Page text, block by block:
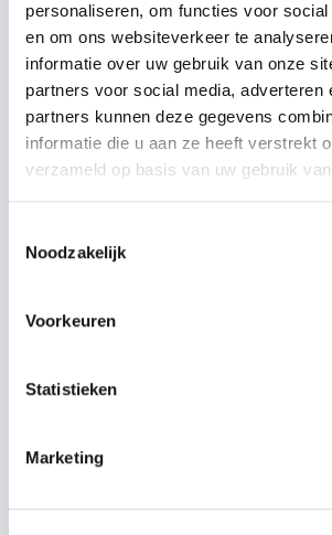
personaliseren, om functies voor
en om ons websiteverkeer te
informatie over uw gebruik van onze
partners voor social media, adverteren
partners kunnen deze gegevens
informatie die u aan ze heeft verstrekt
verzameld op basis van uw gebruik
Noodzakelijk
Voorkeuren
Statistieken
Marketing
Olsberg® / Hiab® battery
7216
€102,26
excl. VAT
/ Hiab®
€
excl. VAT
€181,20